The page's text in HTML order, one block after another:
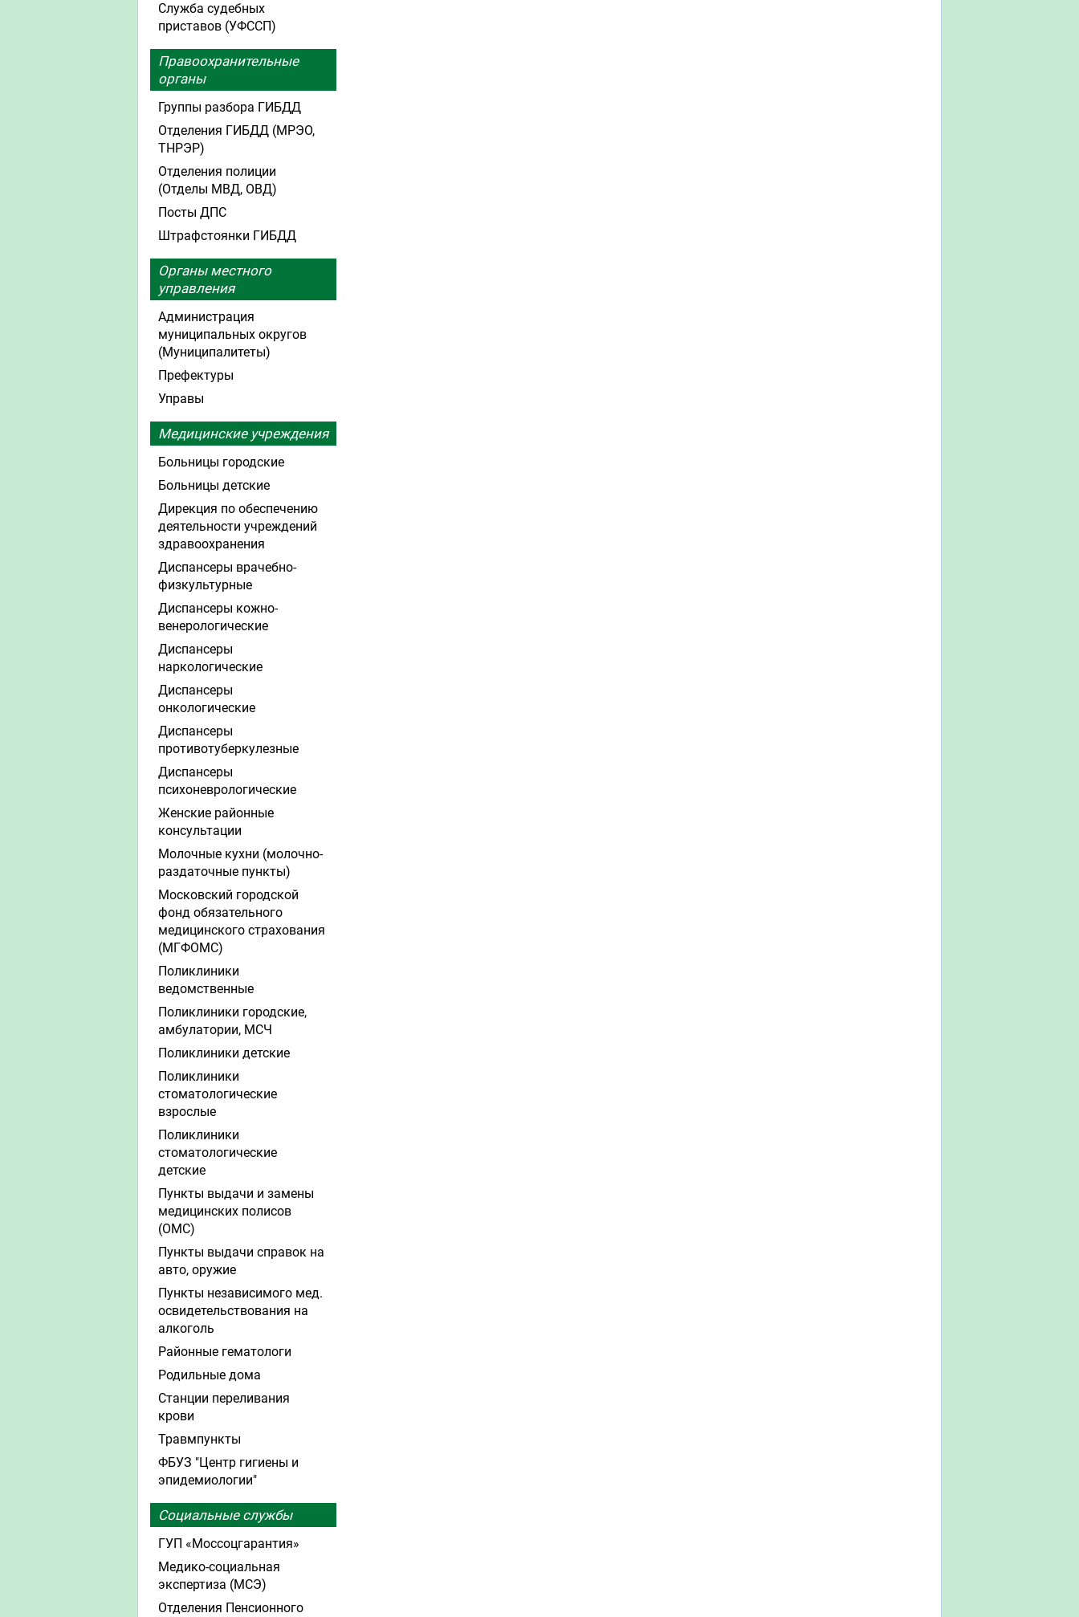
Служба судебных
приставов (УФССП)
Правоохранительные
органы
Группы разбора ГИБДД
Отделения ГИБДД (МРЭО,
ТНРЭР)
Отделения полиции
(Отделы МВД, ОВД)
Посты ДПС
Штрафстоянки ГИБДД
Органы местного
управления
Администрация
муниципальных округов
(Муниципалитеты)
Префектуры
Управы
Медицинские учреждения
Больницы городские
Больницы детские
Дирекция по обеспечению
деятельности учреждений
здравоохранения
Диспансеры врачебно-
физкультурные
Диспансеры кожно-
венерологические
Диспансеры
наркологические
Диспансеры
онкологические
Диспансеры
противотуберкулезные
Диспансеры
психоневрологические
Женские районные
консультации
Молочные кухни (молочно-
раздаточные пункты)
Московский городской
фонд обязательного
медицинского страхования
(МГФОМС)
Поликлиники
ведомственные
Поликлиники городские,
амбулатории, МСЧ
Поликлиники детские
Поликлиники
стоматологические
взрослые
Поликлиники
стоматологические
детские
Пункты выдачи и замены
медицинских полисов
(ОМС)
Пункты выдачи справок на
авто, оружие
Пункты независимого мед.
освидетельствования на
алкоголь
Районные гематологи
Родильные дома
Станции переливания
крови
Травмпункты
ФБУЗ "Центр гигиены и
эпидемиологии"
Социальные службы
ГУП «Моссоцгарантия»
Медико-социальная
экспертиза (МСЭ)
Отделения Пенсионного